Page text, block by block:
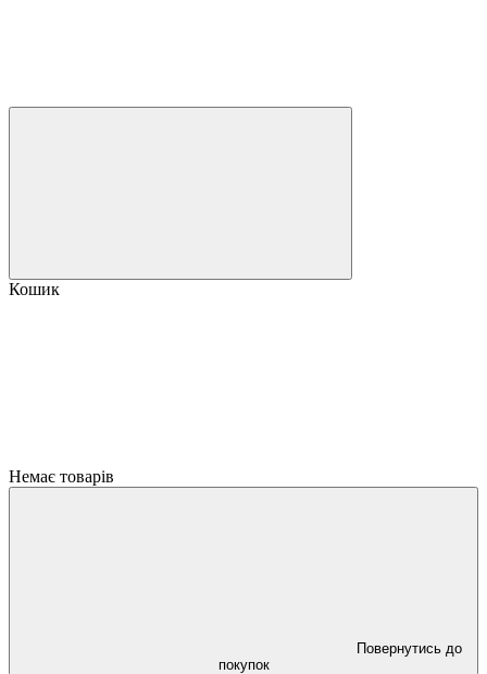
Кошик
Немає товарів
Повернутись до
покупок